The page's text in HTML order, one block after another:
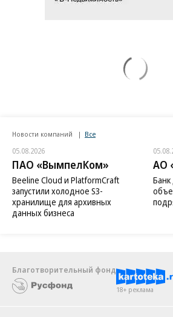
Новости компаний Все
05.08.2026
ПАО «ВымпелКом»
Beeline Cloud и PlatformCraft
запустили холодное S3-
хранилище для архивных
данных бизнеса
АО
Благотворительный фонд
18+ реклама